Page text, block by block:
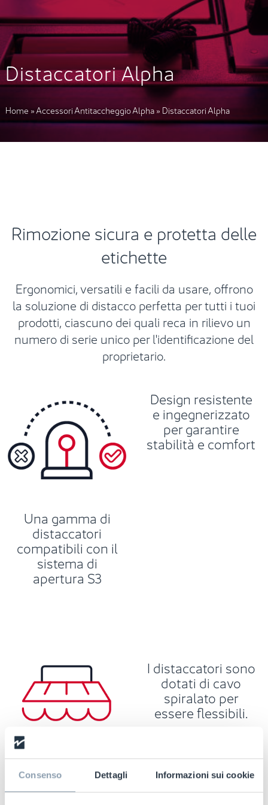
Consenso Dettagli Informazioni sui cookie
Distaccatori Alpha
Home »Accessori Antitaccheggio Alpha» Distaccatori Alpha
Rimozione sicura e protetta delle
etichette
Ergonomici, versatili e facili da usare, offrono
la soluzione di distacco perfetta per tutti i tuoi
prodotti, ciascuno dei quali reca in rilievo un
numero di serie unico per l'identificazione del
proprietario.
Una gamma di
distaccatori
compatibili con il
sistema di
apertura S3
Design resistente
e ingegnerizzato
per garantire
stabilità e comfort
Facile da usare
I distaccatori sono
dotati di cavo
spiralato per
essere flessibili.